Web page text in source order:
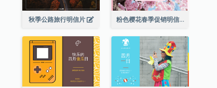
秋季公路旅行明信片 粉色樱花春季促销明信片